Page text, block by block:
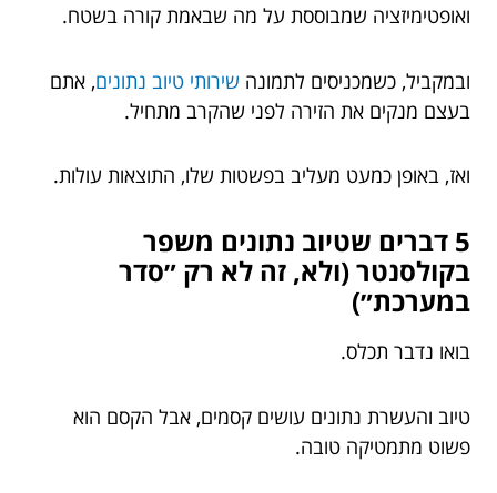
ואופטימיזציה שמבוססת על מה שבאמת קורה בשטח.
ובמקביל, כשמכניסים לתמונה שירותי טיוב נתונים, אתם
בעצם מנקים את הזירה לפני שהקרב מתחיל.
ואז, באופן כמעט מעליב בפשטות שלו, התוצאות עולות.
5 דברים שטיוב נתונים משפר
בקולסנטר (ולא, זה לא רק ״סדר
במערכת״)
בואו נדבר תכלס.
טיוב והעשרת נתונים עושים קסמים, אבל הקסם הוא
פשוט מתמטיקה טובה.